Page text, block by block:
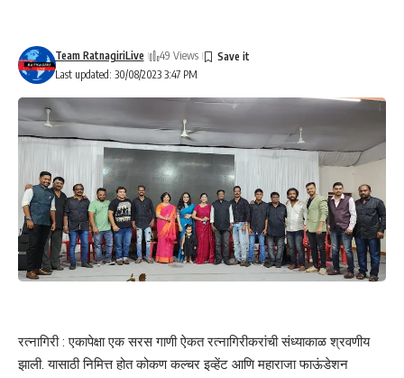
Last updated: 30/08/2023 3:47 PM
Team RatnagiriLive 49 Views
रत्नागिरी :एकापेक्षा एक सरस गाणी ऐकत रत्नागिरीकरांची संध्याकाळ श्रवणीय
झाली. यासाठी निमित्त होत कोकण कल्चर इव्हेंट आणि महाराजा फाऊंडेशन